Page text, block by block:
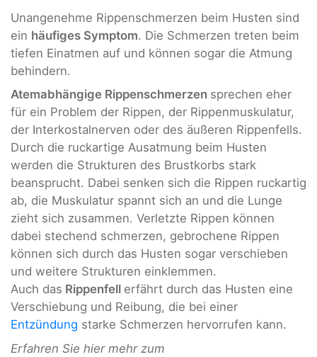
Unangenehme Rippenschmerzen beim Husten sind
ein häufiges Symptom. Die Schmerzen treten beim
tiefen Einatmen auf und können sogar die Atmung
behindern.
Atemabhängige Rippenschmerzen sprechen eher
für ein Problem der Rippen, der Rippenmuskulatur,
der Interkostalnerven oder des äußeren Rippenfells.
Durch die ruckartige Ausatmung beim Husten
werden die Strukturen des Brustkorbs stark
beansprucht. Dabei senken sich die Rippen ruckartig
ab, die Muskulatur spannt sich an und die Lunge
zieht sich zusammen. Verletzte Rippen können
dabei stechend schmerzen, gebrochene Rippen
können sich durch das Husten sogar verschieben
und weitere Strukturen einklemmen.
Auch das Rippenfell erfährt durch das Husten eine
Verschiebung und Reibung, die bei einer
Entzündung starke Schmerzen hervorrufen kann.
Erfahren Sie hier mehr zum